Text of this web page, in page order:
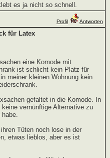
es ja nicht so schnell.
Profil Antworten
für Latex
eine Komode mit
ist schlicht kein Platz für
meiner kleinen Wohnung kein
gefaltet in die Komode. In
vernünftige Alternative zu
Tüten noch lose in der
etwas lieblos, aber es ist